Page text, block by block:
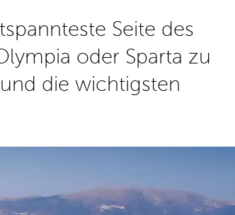
Seite des
oder Sparta zu
die wichtigsten